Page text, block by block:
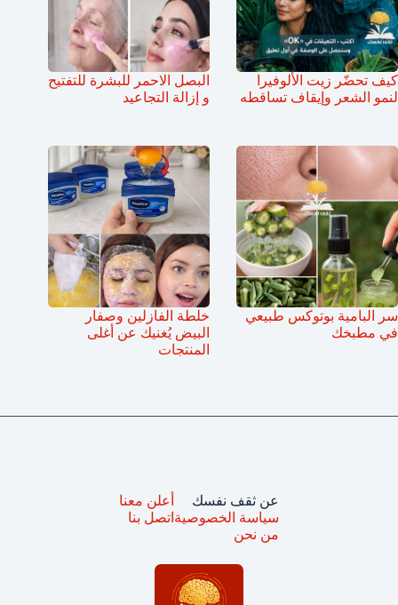
كيف تحضّر زيت الألوفيرا
لنمو الشعر وإيقاف تساقطه
البصل الاحمر للبشرة للتفتيح
و إزالة التجاعيد
سر البامية بوتوكس طبيعي
في مطبخك
خلطة الفازلين وصفار
البيض يُغنيك عن أغلى
المنتجات
عن ثقف نفسك
سياسة الخصوصية
من نحن
أعلن معنا
اتصل بنا